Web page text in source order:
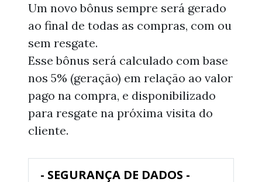
Um novo bônus sempre será gerado
ao final de todas as compras, com ou
sem resgate.
Esse bônus será calculado com base
nos 5% (geração) em relação ao valor
pago na compra, e disponibilizado
para resgate na próxima visita do
cliente.
- SEGURANÇA DE DADOS -